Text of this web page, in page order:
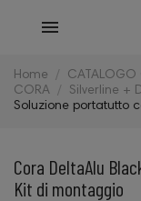
Home CATALOGO
CORA
Silverline +
Soluzione portatutto
Cora DeltaAlu
Kit di montaggio